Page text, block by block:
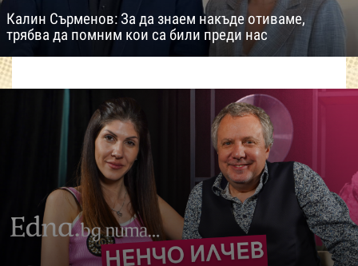
Калин Сърменов: За да знаем накъде отиваме,
трябва да помним кои са били преди нас